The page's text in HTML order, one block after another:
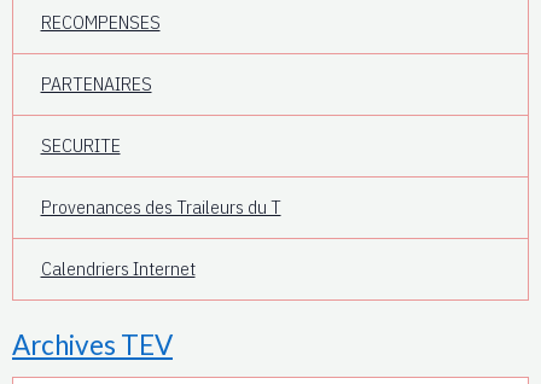
RECOMPENSES
PARTENAIRES
SECURITE
Provenances des Traileurs du T
Calendriers Internet
Archives TEV